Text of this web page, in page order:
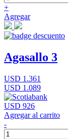
+
Agregar
Agasallo 3
USD 1.361
USD 1.089
USD 926
Agregar al carrito
-